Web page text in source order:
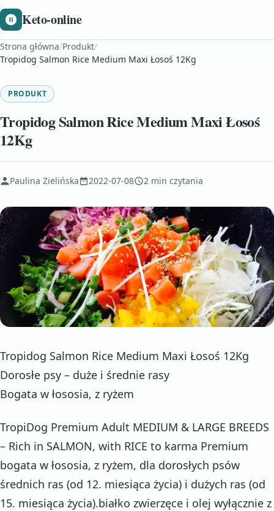
Keto-online
Strona główna/Produkt/
Tropidog Salmon Rice Medium Maxi Łosoś 12Kg
PRODUKT
Tropidog Salmon Rice Medium Maxi Łosoś
12Kg
Paulina Zielińska 2022-07-08 2 min czytania
Tropidog Salmon Rice Medium Maxi Łosoś 12Kg
Dorosłe psy – duże i średnie rasy
Bogata w łososia, z ryżem
TropiDog Premium Adult MEDIUM & LARGE BREEDS
– Rich in SALMON, with RICE to karma Premium
bogata w łososia, z ryżem, dla dorosłych psów
średnich ras (od 12. miesiąca życia) i dużych ras (od
15. miesiąca życia).białko zwierzęce i olej wyłącznie z